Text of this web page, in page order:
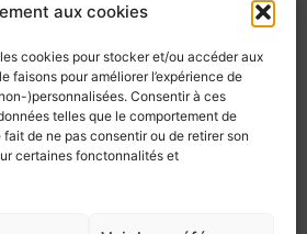
aux cookies
cookies pour stocker et/ou accéder aux
faisons pour améliorer l’expérience de
)personnalisées. Consentir à ces
telles que le comportement de
de ne pas consentir ou de retirer son
certaines fonctonnalités et
par la réalité de la
CONFERENCE AUX